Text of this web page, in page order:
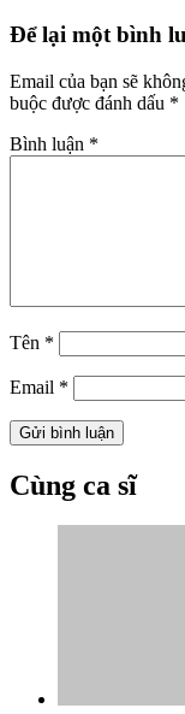
Để lại một bình
Email của bạn sẽ
buộc được đánh dấu *
Bình luận *
Tên *
Email *
Cùng ca sĩ